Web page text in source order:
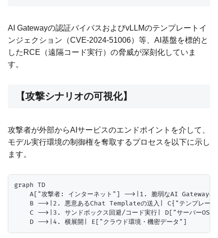
AI Gatewayの認証バイパスおよびvLLMのテンプレートイ
ンジェクション（CVE-2024-51006）等、AI基盤を標的と
したRCE（遠隔コード実行）の脅威が深刻化していま
す。
【攻撃シナリオの可視化】
攻撃者が外部からAIサービスのエンドポイントを介して、
モデル実行環境の制御権を奪取するプロセスを以下に示し
ます。
graph TD
A["攻撃者: インターネット"] -->|1. 脆弱なAI Gateway
B -->|2. 悪意あるChat Templateの送入| C{"テンプレート
C -->|3. サンドボックス回避/コード実行| D["サーバーOS